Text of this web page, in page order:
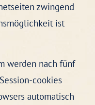
zwingend
ist
werden nach fünf
cookies
automatisch